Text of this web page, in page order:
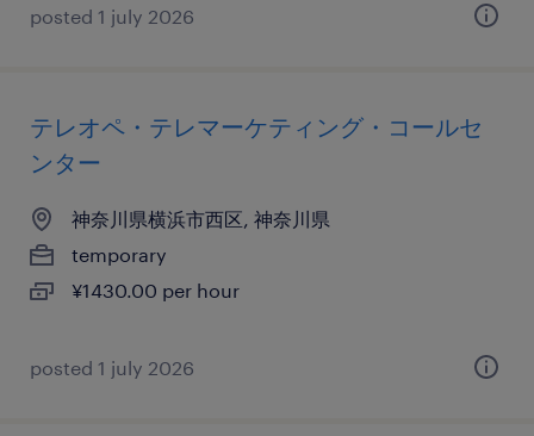
posted 1 july 2026
テレオペ・テレマーケティング・コールセ
ンター
神奈川県横浜市西区, 神奈川県
temporary
¥1430.00 per hour
posted 1 july 2026